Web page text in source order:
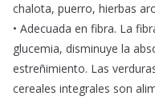
chalota, puerro, hierbas
• Adecuada en fibra. La
glucemia, disminuye la
estreñimiento. Las
cereales integrales son